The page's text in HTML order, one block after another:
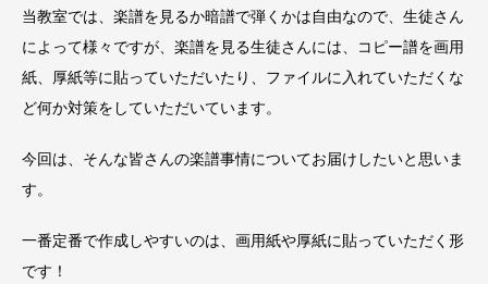
当教室では、楽譜を見るか暗譜で弾くかは自由なので、生徒さん
によって様々ですが、楽譜を見る生徒さんには、コピー譜を画用
紙、厚紙等に貼っていただいたり、ファイルに入れていただくな
ど何か対策をしていただいています。
今回は、そんな皆さんの楽譜事情についてお届けしたいと思いま
す。
一番定番で作成しやすいのは、画用紙や厚紙に貼っていただく形
です！